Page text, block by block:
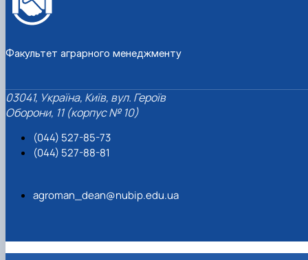
Факультет аграрного менеджменту
03041, Україна, Київ, вул. Героїв
Оборони, 11 (корпус № 10)
(044) 527-85-73
(044) 527-88-81
agroman_dean@nubip.edu.ua